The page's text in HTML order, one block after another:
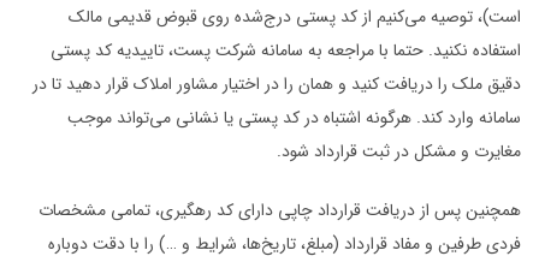
است)، توصیه می‌کنیم از کد پستی درج‌شده روی قبوض قدیمی مالک
استفاده نکنید. حتما با مراجعه به سامانه شرکت پست، تاییدیه کد پستی
دقیق ملک را دریافت کنید و همان را در اختیار مشاور املاک قرار دهید تا در
سامانه وارد کند. هرگونه اشتباه در کد پستی یا نشانی می‌تواند موجب
مغایرت و مشکل در ثبت قرارداد شود.
همچنین پس از دریافت قرارداد چاپی دارای کد رهگیری، تمامی مشخصات
فردی طرفین و مفاد قرارداد (مبلغ، تاریخ‌ها، شرایط و …) را با دقت دوباره